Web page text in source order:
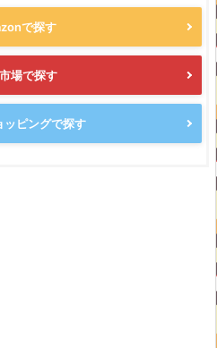
で探す
場で探す
ッピングで探す